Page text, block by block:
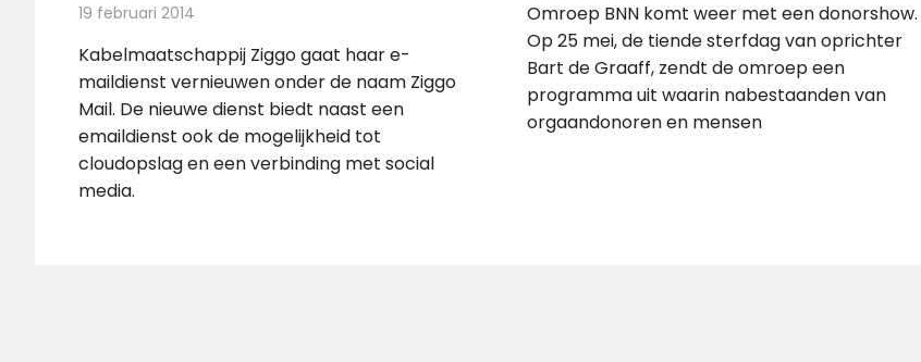
19 februari 2014
Kabelmaatschappij Ziggo gaat haar e-
maildienst vernieuwen onder de naam Ziggo
Mail. De nieuwe dienst biedt naast een
emaildienst ook de mogelijkheid tot
cloudopslag en een verbinding met social
media.
Omroep BNN komt weer met een donorshow.
Op 25 mei, de tiende sterfdag van oprichter
Bart de Graaff, zendt de omroep een
programma uit waarin nabestaanden van
orgaandonoren en mensen